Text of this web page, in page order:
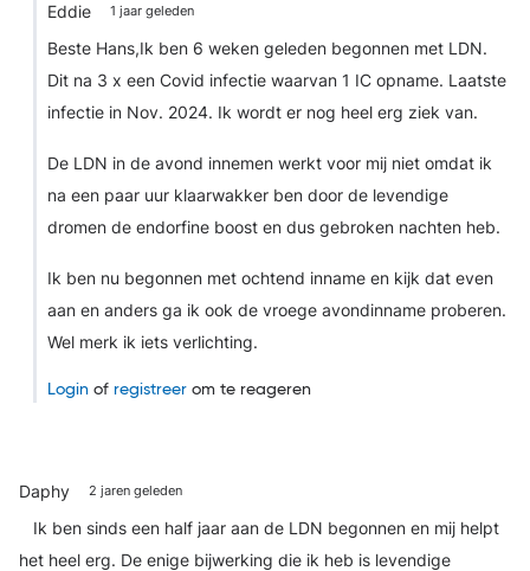
Eddie 1 jaar geleden
Beste Hans,Ik ben 6 weken geleden begonnen met LDN.
Dit na 3 x een Covid infectie waarvan 1 IC opname. Laatste
infectie in Nov. 2024. Ik wordt er nog heel erg ziek van.
De LDN in de avond innemen werkt voor mij niet omdat ik
na een paar uur klaarwakker ben door de levendige
dromen de endorfine boost en dus gebroken nachten heb.
Ik ben nu begonnen met ochtend inname en kijk dat even
aan en anders ga ik ook de vroege avondinname proberen.
Wel merk ik iets verlichting.
Login of registreer om te reageren
Daphy 2 jaren geleden
Ik ben sinds een half jaar aan de LDN begonnen en mij helpt
het heel erg. De enige bijwerking die ik heb is levendige